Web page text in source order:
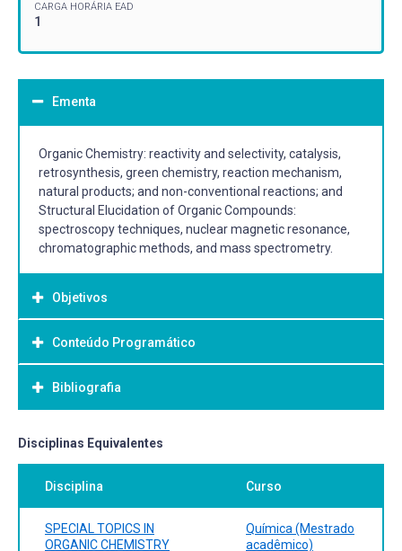
CARGA HORÁRIA EAD
1
Ementa
Organic Chemistry: reactivity and selectivity, catalysis,
retrosynthesis, green chemistry, reaction mechanism,
natural products; and non-conventional reactions; and
Structural Elucidation of Organic Compounds:
spectroscopy techniques, nuclear magnetic resonance,
chromatographic methods, and mass spectrometry.
Objetivos
Objetivo Geral:
--
Conteúdo Programático
-- Bibliografia
Bibliografia Básica:
Spectroscopy – A guide for students of organic chemistry,
3rd Edition, Saunders College Publishing, New York, 2001.
- CAREY, F. A. e SUNDBERG, R. J., Advanced Organic
Chemistry (Parte A e B), 4th edition, Plenum Press, New
Disciplinas Equivalentes
Disciplina Curso
SPECIAL TOPICS IN
ORGANIC CHEMISTRY
Química (Mestrado
acadêmico)